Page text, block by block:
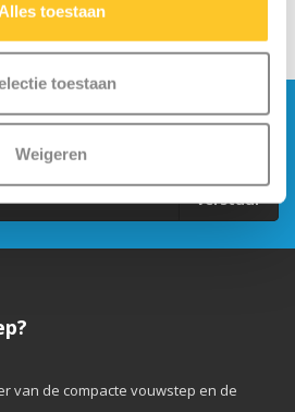
toestaan
toestaan
Weigeren
schrijf je in voor onze
Verstuur
van de compacte vouwstep en de